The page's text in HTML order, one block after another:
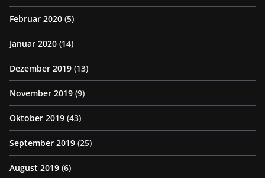
Februar 2020 (5)
Januar 2020 (14)
Dezember 2019 (13)
November 2019 (9)
Oktober 2019 (43)
September 2019 (25)
August 2019 (6)